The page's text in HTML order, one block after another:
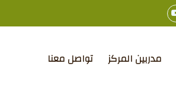
مدربين المركز تواصل معنا